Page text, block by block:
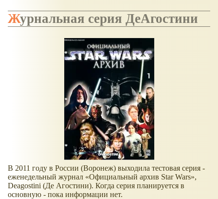
Журнальная серия ДеАгостини
В 2011 году в России (Воронеж) выходила тестовая серия -
еженедельный журнал
Официальный архив Star Wars ,
Deagostini (Де Агостини). Когда серия планируется в
основную - пока информации нет.